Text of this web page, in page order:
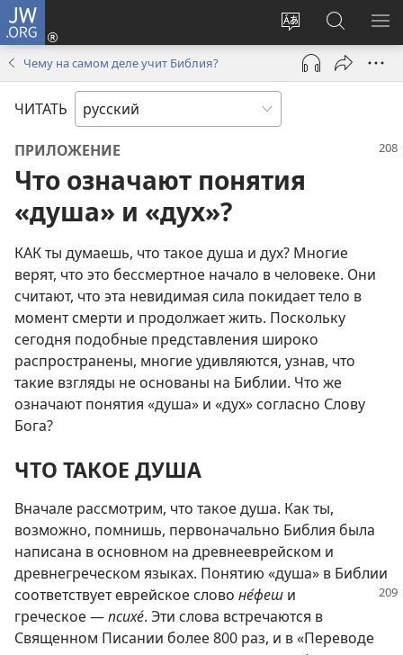
JW.ORG
Изменить
язык
сайта
Войти
(открывается
новом
окне)
Поиск
по
jw.org
Чему на самом деле учит Библия?
ЧИТАТЬ
ПРИЛОЖЕНИЕ
Что означают понятия
«душа» и «дух»?
КАК ты думаешь, что такое душа и дух? Многие
верят, что это бессмертное начало в человеке. Они
считают, что эта невидимая сила покидает тело в
момент смерти и продолжает жить. Поскольку
сегодня подобные представления широко
распространены, многие удивляются, узнав, что
такие взгляды не основаны на Библии. Что же
означают понятия «душа» и «дух» согласно Слову
Бога?
ЧТО ТАКОЕ ДУША
Вначале рассмотрим, что такое душа. Как ты,
возможно, помнишь, первоначально Библия была
написана в основном на древнееврейском и
древнегреческом языках. Понятию «душа» в Библии
соответствует еврейское слово не́феш и
греческое —психе́. Эти слова встречаются в
Священном Писании более 800 раз, и в «Переводе